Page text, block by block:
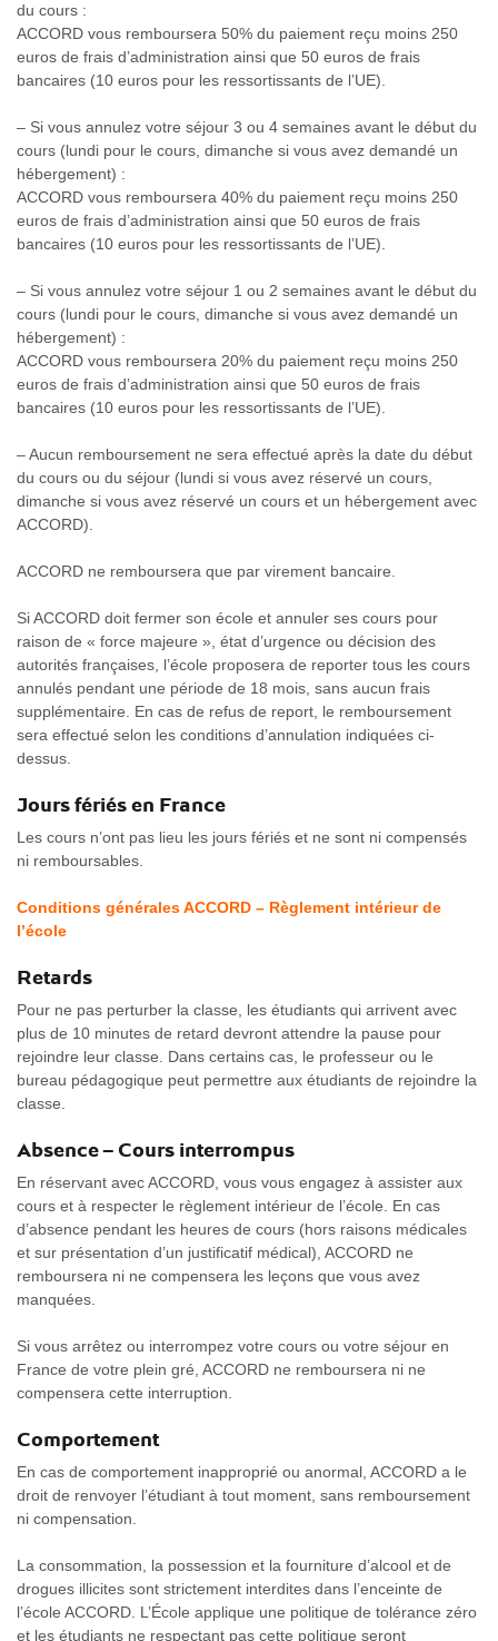
du cours :
ACCORD vous remboursera 50% du paiement reçu moins 250
euros de frais d’administration ainsi que 50 euros de frais
bancaires (10 euros pour les ressortissants de l’UE).
– Si vous annulez votre séjour 3 ou 4 semaines avant le début du
cours (lundi pour le cours, dimanche si vous avez demandé un
hébergement) :
ACCORD vous remboursera 40% du paiement reçu moins 250
euros de frais d’administration ainsi que 50 euros de frais
bancaires (10 euros pour les ressortissants de l’UE).
– Si vous annulez votre séjour 1 ou 2 semaines avant le début du
cours (lundi pour le cours, dimanche si vous avez demandé un
hébergement) :
ACCORD vous remboursera 20% du paiement reçu moins 250
euros de frais d’administration ainsi que 50 euros de frais
bancaires (10 euros pour les ressortissants de l’UE).
– Aucun remboursement ne sera effectué après la date du début
du cours ou du séjour (lundi si vous avez réservé un cours,
dimanche si vous avez réservé un cours et un hébergement avec
ACCORD).
ACCORD ne remboursera que par virement bancaire.
Si ACCORD doit fermer son école et annuler ses cours pour
raison de « force majeure », état d’urgence ou décision des
autorités françaises, l’école proposera de reporter tous les cours
annulés pendant une période de 18 mois, sans aucun frais
supplémentaire. En cas de refus de report, le remboursement
sera effectué selon les conditions d’annulation indiquées ci-
dessus.
Jours fériés en France
Les cours n’ont pas lieu les jours fériés et ne sont ni compensés
ni remboursables.
Conditions générales ACCORD – Règlement intérieur de
l’école
Retards
Pour ne pas perturber la classe, les étudiants qui arrivent avec
plus de 10 minutes de retard devront attendre la pause pour
rejoindre leur classe. Dans certains cas, le professeur ou le
bureau pédagogique peut permettre aux étudiants de rejoindre la
classe.
Absence – Cours interrompus
En réservant avec ACCORD, vous vous engagez à assister aux
cours et à respecter le règlement intérieur de l’école. En cas
d’absence pendant les heures de cours (hors raisons médicales
et sur présentation d’un justificatif médical), ACCORD ne
remboursera ni ne compensera les leçons que vous avez
manquées.
Si vous arrêtez ou interrompez votre cours ou votre séjour en
France de votre plein gré, ACCORD ne remboursera ni ne
compensera cette interruption.
Comportement
En cas de comportement inapproprié ou anormal, ACCORD a le
droit de renvoyer l’étudiant à tout moment, sans remboursement
ni compensation.
La consommation, la possession et la fourniture d’alcool et de
drogues illicites sont strictement interdites dans l’enceinte de
l’école ACCORD. L’École applique une politique de tolérance zéro
et les étudiants ne respectant pas cette politique seront